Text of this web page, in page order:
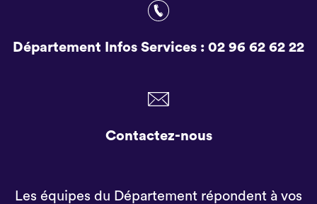
Département Infos Services : 02 96 62 62 22
Contactez-nous
Les équipes du Département répondent à vos